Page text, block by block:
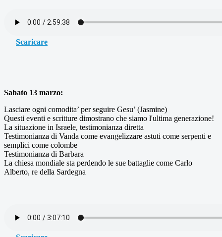
Scaricare
Sabato 13 marzo:
Lasciare ogni comodita’ per seguire Gesu’ (Jasmine)
Questi eventi e scritture dimostrano che siamo l'ultima generazione!
La situazione in Israele, testimonianza diretta
Testimonianza di Vanda come evangelizzare astuti come serpenti e
semplici come colombe
Testimonianza di Barbara
La chiesa mondiale sta perdendo le sue battaglie come Carlo
Alberto, re della Sardegna